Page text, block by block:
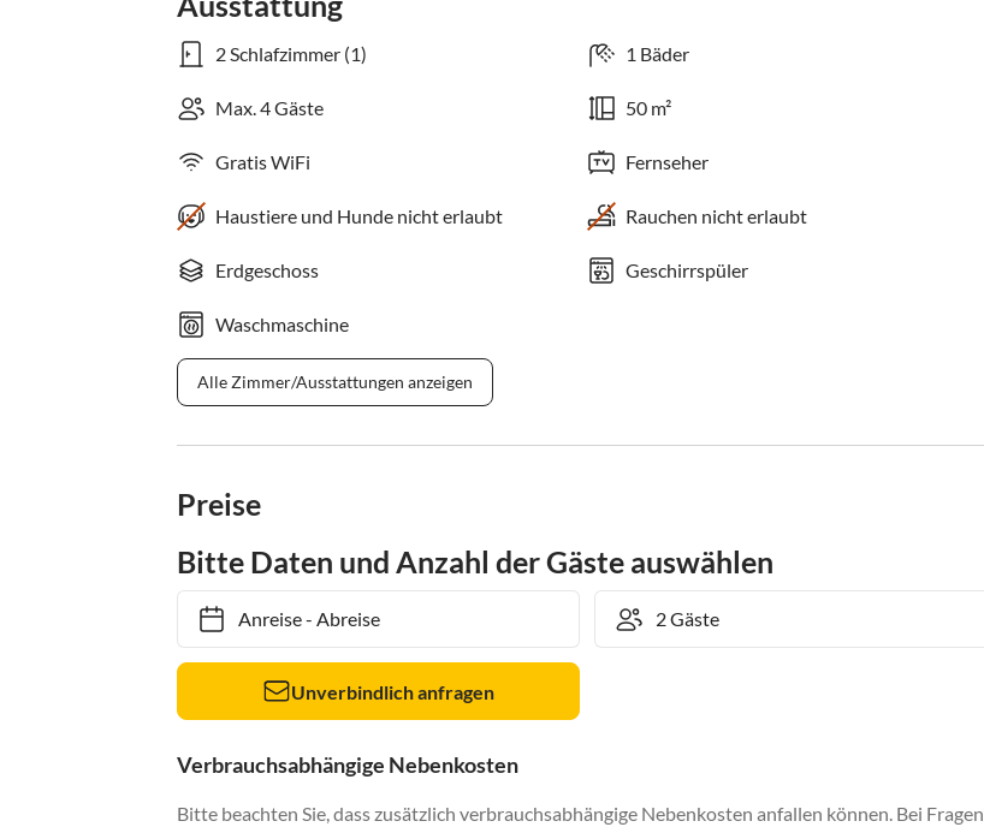
2 Schlafzimmer (1) 1 Bäder
Max. 4 Gäste 50 m²
Gratis WiFi Fernseher
Haustiere und Hunde nicht erlaubt Rauchen nicht erlaubt
Erdgeschoss Geschirrspüler
Waschmaschine
Alle Zimmer/Ausstattungen anzeigen
Preise
Bitte Daten und Anzahl der Gäste auswählen
Anreise- Abreise
Unverbindlich anfragen
Verbrauchsabhängige Nebenkosten
Bitte beachten Sie, dass zusätzlich verbrauchsabhängige Nebenkosten anfallen können. Bei Fragen